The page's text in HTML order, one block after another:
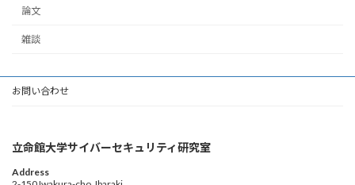
論文
雑談
お問い合わせ
立命館大学サイバーセキュリティ研究室
Address